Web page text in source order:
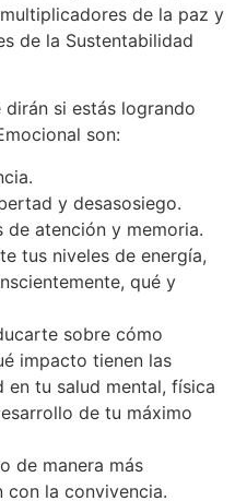
de la paz y
de la Sustentabilidad
dirán si estás logrando
son:
y desasosiego.
de atención y memoria.
tus niveles de energía,
qué y
sobre cómo
impacto tienen las
en tu salud mental, física
de tu máximo
de manera más
con la convivencia.